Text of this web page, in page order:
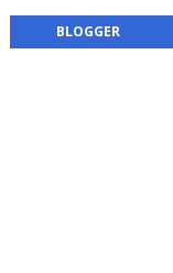
BLOGGER